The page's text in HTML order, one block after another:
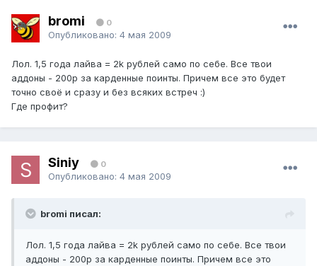
bromi 0
Опубликовано: 4 мая 2009
Лол. 1,5 года лайва = 2k рублей само по себе. Все твои
аддоны - 200р за карденные поинты. Причем все это будет
точно своё и сразу и без всяких встреч :)
Где профит?
Siniy 0
Опубликовано: 4 мая 2009
bromi писал:
Лол. 1,5 года лайва = 2k рублей само по себе. Все твои
аддоны - 200р за карденные поинты. Причем все это